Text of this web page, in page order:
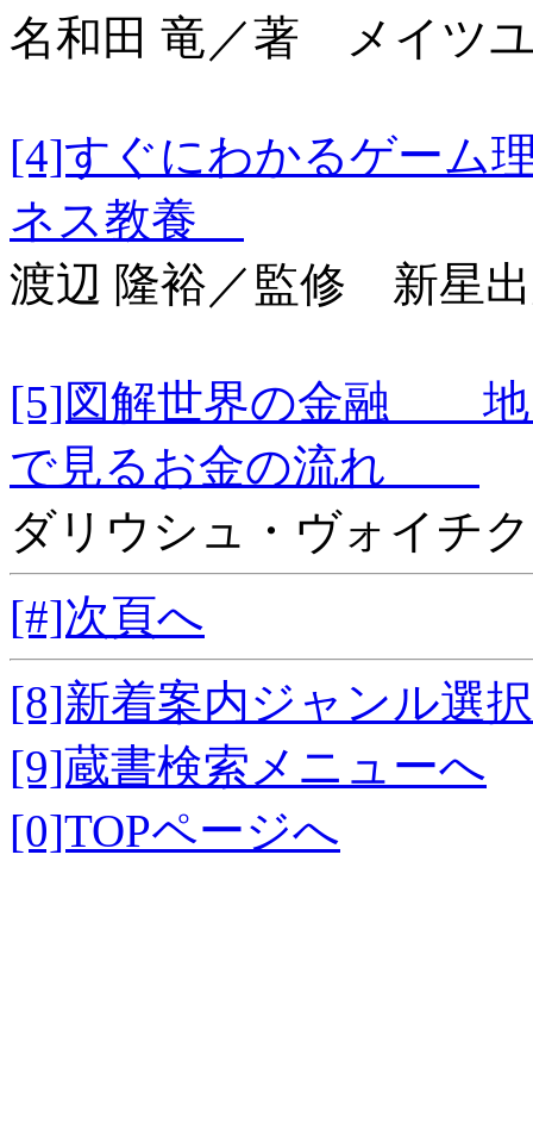
名和田 竜／著 メイツ
[4]すぐにわかるゲー
ネス教養
渡辺 隆裕／監修 新星
[5]図解世界の金融 地
で見るお金の流れ
ダリウシュ・ヴォイチ
[#]次頁へ
[8]新着案内ジャンル選
[9]蔵書検索メニューへ
[0]TOPページへ